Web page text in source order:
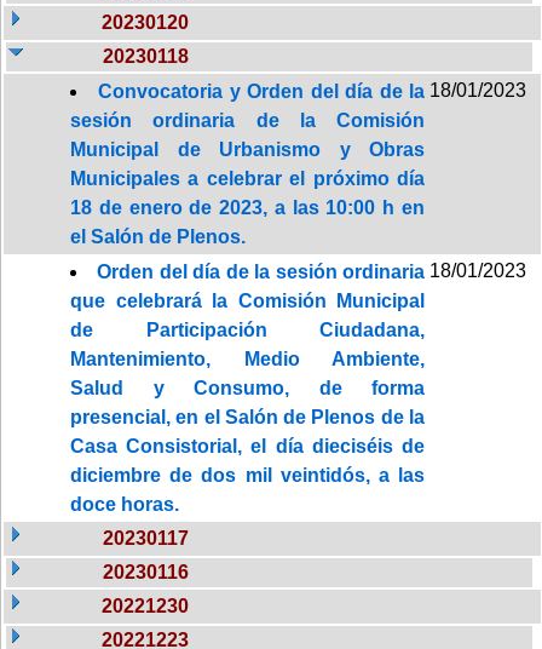
20230120
20230118
Convocatoria y Orden del día de la
sesión ordinaria de la Comisión
Municipal de Urbanismo y Obras
Municipales a celebrar el próximo día
18 de enero de 2023, a las 10:00 h en
el Salón de Plenos.
18/01/2023
Orden del día de la sesión ordinaria
que celebrará la Comisión Municipal
de Participación Ciudadana,
Mantenimiento, Medio Ambiente,
Salud y Consumo, de forma
presencial, en el Salón de Plenos de la
Casa Consistorial, el día dieciséis de
diciembre de dos mil veintidós, a las
doce horas.
18/01/2023
20230117
20230116
20221230
20221223